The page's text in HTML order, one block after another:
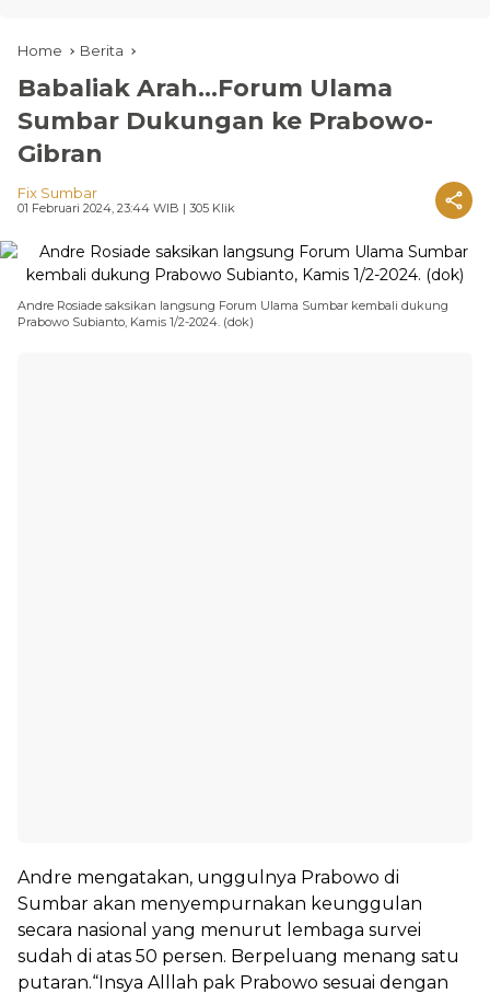
Home Berita
Babaliak Arah...Forum Ulama
Sumbar Dukungan ke Prabowo-
Gibran
Fix Sumbar
01 Februari 2024, 23:44 WIB | 305 Klik
Andre Rosiade saksikan langsung Forum Ulama Sumbar kembali dukung
Prabowo Subianto, Kamis 1/2-2024. (dok)
Andre mengatakan, unggulnya Prabowo di
Sumbar akan menyempurnakan keunggulan
secara nasional yang menurut lembaga survei
sudah di atas 50 persen. Berpeluang menang satu
putaran.“Insya Alllah pak Prabowo sesuai dengan